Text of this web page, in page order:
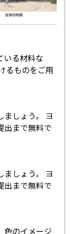
いる材料な
るものをご用
ましょう。 ヨ
出まで無料で
ましょう。 ヨ
出まで無料で
色のイメージ